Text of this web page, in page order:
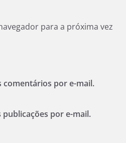
para a próxima vez
por e-mail.
por e-mail.